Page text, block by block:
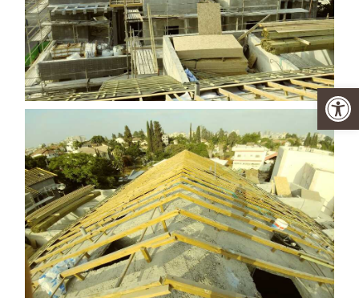
פתח סרגל נגישות